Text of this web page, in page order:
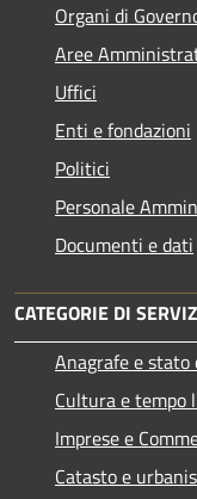
Organi di
Aree
Uffici
Enti e fondazioni
Politici
Personale
Documenti e dati
CATEGORIE DI
Anagrafe e stato
Cultura e tempo
Imprese e
Catasto e